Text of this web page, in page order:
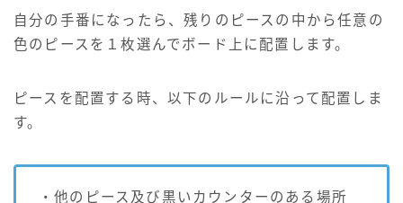
自分の手番になったら、残りのピースの中から任意の
色のピースを１枚選んでボード上に配置します。
ピースを配置する時、以下のルールに沿って配置しま
す。
・他のピース及び黒いカウンターのある場所